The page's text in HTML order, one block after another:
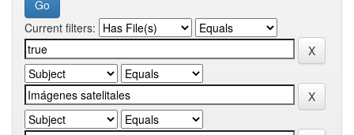
Current filters: